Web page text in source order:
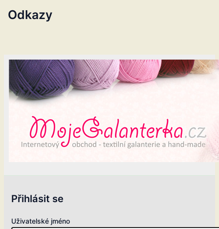
Odkazy
Přihlásit se
Uživatelské jméno